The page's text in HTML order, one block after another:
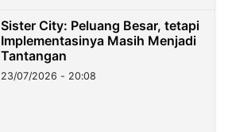
Sister City: Peluang Besar, tetapi
Implementasinya Masih Menjadi
Tantangan
23/07/2026 - 20:08